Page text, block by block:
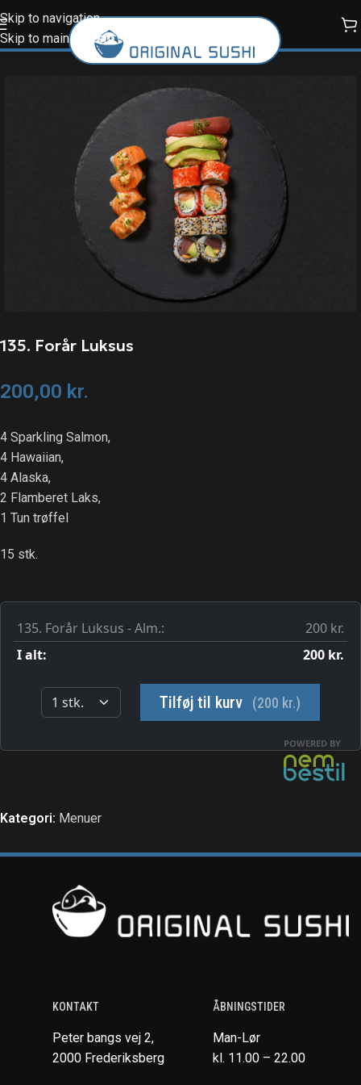
Skip to navigation
Skip to main content
135. Forår Luksus
200,00 kr.
4 Sparkling Salmon,
4 Hawaiian,
4 Alaska,
2 Flamberet Laks,
1 Tun trøffel
15 stk.
Kategori: Menuer
KONTAKT
Peter bangs vej 2,
2000 Frederiksberg
ÅBNINGSTIDER
Man-Lør
kl. 11.00 – 22.00